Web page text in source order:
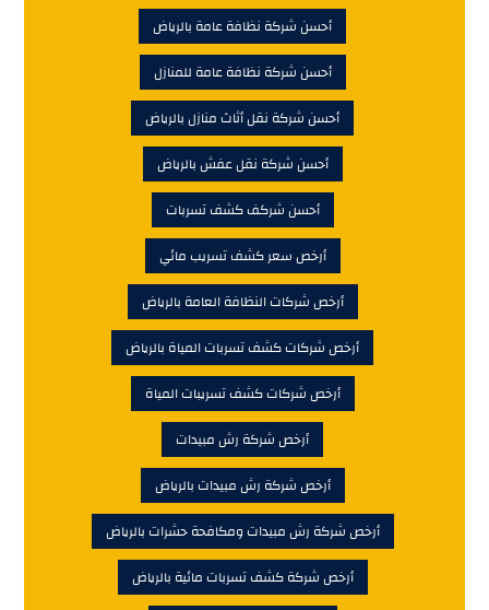
أحسن شركة نظافة عامة بالرياض
أحسن شركة نظافة عامة للمنازل
أحسن شركة نقل أثاث منازل بالرياض
أحسن شركة نقل عفش بالرياض
أحسن شركف كشف تسربات
أرخص سعر كشف تسريب مائي
أرخص شركات النظافة العامة بالرياض
أرخص شركات كشف تسربات المياة بالرياض
أرخص شركات كشف تسريبات المياة
أرخص شركة رش مبيدات
أرخص شركة رش مبيدات بالرياض
أرخص شركة رش مبيدات ومكافحة حشرات بالرياض
أرخص شركة كشف تسربات مائية بالرياض